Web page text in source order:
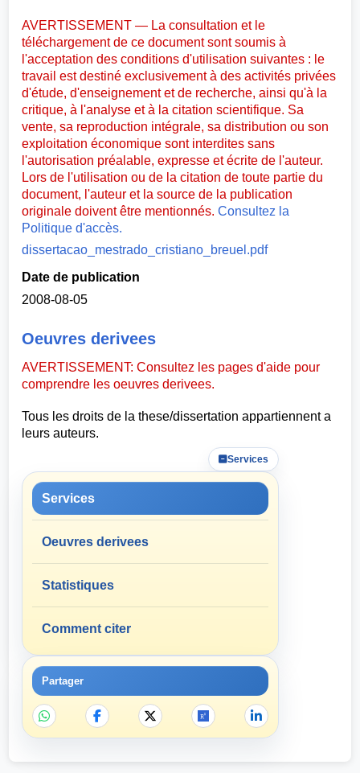
AVERTISSEMENT — La consultation et le
téléchargement de ce document sont soumis à
l'acceptation des conditions d'utilisation suivantes : le
travail est destiné exclusivement à des activités privées
d'étude, d'enseignement et de recherche, ainsi qu'à la
critique, à l'analyse et à la citation scientifique. Sa
vente, sa reproduction intégrale, sa distribution ou son
exploitation économique sont interdites sans
l'autorisation préalable, expresse et écrite de l'auteur.
Lors de l'utilisation ou de la citation de toute partie du
document, l'auteur et la source de la publication
originale doivent être mentionnés.Consultez la
Politique d'accès.
dissertacao_mestrado_cristiano_breuel.pdf
Date de publication
2008-08-05
Oeuvres derivees
AVERTISSEMENT: Consultez les pages d'aide pour
comprendre les oeuvres derivees.
Tous les droits de la these/dissertation appartiennent a
leurs auteurs.
Services
Services
Oeuvres derivees
Statistiques
Comment citer
Partager